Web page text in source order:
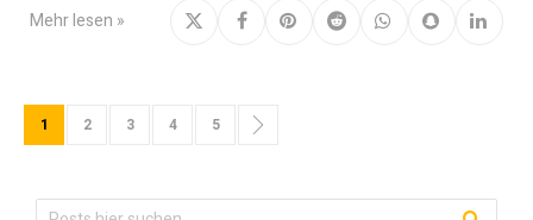
Mehr lesen »
SeiteSie lesen gerade die Seite
1 Seite
2 Seite
3 Seite
4 Seite
5